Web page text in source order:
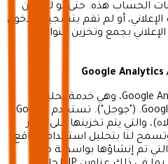
الحساب هذه. حتى لو لم تكن
أو لم تقم بتسجيل الدخول
تستخدم مواقع الخدمة Google Analytics، وهي خدمة تحليلات
الويب التي تقدمها شركة Google LLC. ("جوجل"). تستخدم Google
والتي يتم تخزينها على جهاز
لنا بتحليل استخدام مواقع
تم إنشاؤها بواسطة ملف